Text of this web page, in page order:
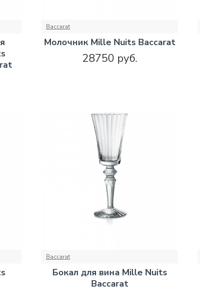
Baccarat
Молочник Mille Nuits Baccarat
28750 руб.
Baccarat
Бокал для вина Mille Nuits
Baccarat